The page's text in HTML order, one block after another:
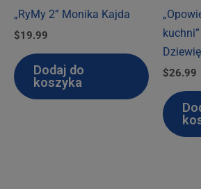
„RyMy 2” Monika Kajda
$19.99
Dodaj do
koszyka
$26.99